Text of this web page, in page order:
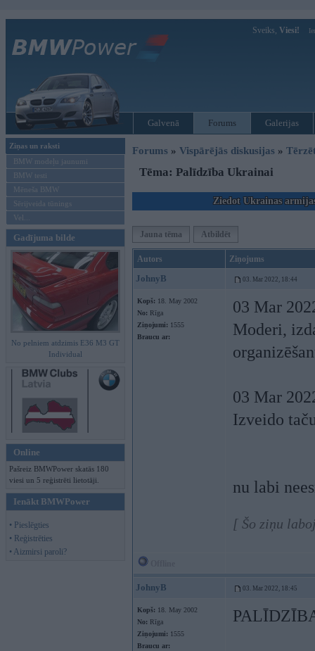
Sveiks, Viesi!
Galvenā Forums Galerijas
Ziņas un raksti
BMW modeļu jaunumi
BMW testi
Mēneša BMW
Sērijveida tūnings
Vel...
Gadījuma bilde
No pelniem atdzimis E36 M3 GT
Individual
Online
Pašreiz BMWPower skatās 180
viesi un 5 reģistrēti lietotāji.
Ienākt BMWPower
• Pieslēgties
• Reģistrēties
• Aizmirsi paroli?
Forums » Vispārējās diskusijas »
Tēma: Palīdzība Ukrainai
Ziedot Ukrainas
Jauna tēma Atbildēt
Autors Ziņojums
JohnyB 03. Mar 2022, 18:44
Kopš: 18. May 2002
No: Rīga
Ziņojumi: 1555
Braucu ar:
03 Mar
Moderi,
03 Mar
Izveido
nu labi
[ Šo ziņu
JohnyB 03. Mar 2022, 18:45
Kopš: 18. May 2002
No: Rīga
Ziņojumi: 1555
Braucu ar: